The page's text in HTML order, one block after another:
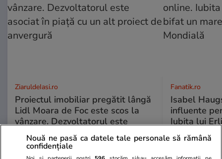
ZiaruldeIasi.ro
Proiectul imobiliar pregătit lângă
Lidl Moara de Foc este scos la
vânzare. Dezvoltatorul este
asociat în piață cu un alt proiect
de anvergură
Fanatik.ro
Isabel
influente
Iubita lui
un mare
Nouă ne pasă ca datele tale personale să rămână
confidențiale